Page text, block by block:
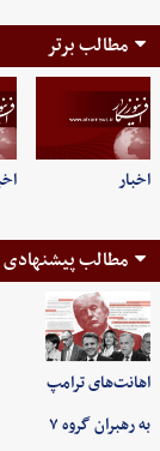
مطالب برتر
اخبار
مطالب پیشنهادی
اهانت‌های ترامپ
به رهبران گروه ۷